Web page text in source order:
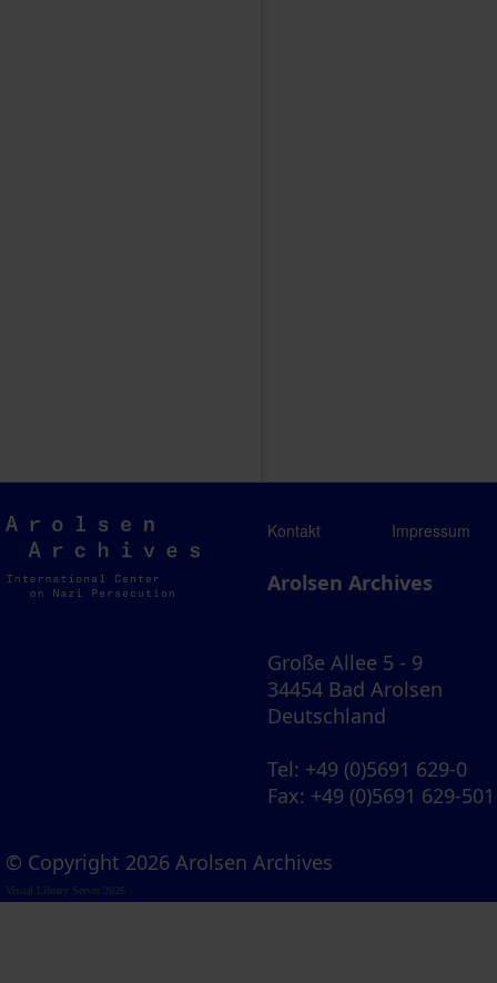
Arolsen
Archives
Kontakt Impressum
Arolsen Archives
Große Allee 5 - 9
34454 Bad Arolsen
Deutschland
Tel: +49 (0)5691 629-0
Fax: +49 (0)5691 629-501
© Copyright 2026 Arolsen Archives
Visual Library Server 2026